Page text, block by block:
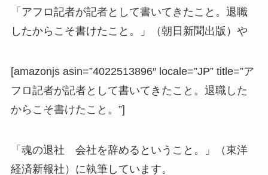
「アフロ記者が記者として書いてきたこと。退職
したからこそ書けたこと。」（朝日新聞出版）や
[amazonjs asin=”4022513896″ locale=”JP” title=”ア
フロ記者が記者として書いてきたこと。退職した
からこそ書けたこと。”]
「魂の退社 会社を辞めるということ。」（東洋
経済新報社）に執筆しています。